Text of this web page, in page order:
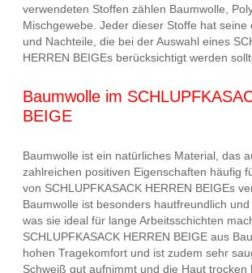
verwendeten Stoffen zählen Baumwolle,
Mischgewebe. Jeder dieser Stoffe hat seine
und Nachteile, die bei der Auswahl eines
HERREN BEIGEs berücksichtigt werden
Baumwolle im
BEIGE
Baumwolle ist ein natürliches Material, das
zahlreichen positiven Eigenschaften häufig
von SCHLUPFKASACK HERREN BEIGEs
Baumwolle ist besonders hautfreundlich und
was sie ideal für lange Arbeitsschichten
SCHLUPFKASACK HERREN BEIGE aus
hohen Tragekomfort und ist zudem sehr
Schweiß gut aufnimmt und die Haut trocken